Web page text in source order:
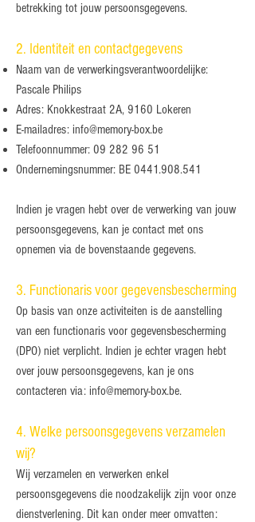
betrekking tot jouw persoonsgegevens.
2. Identiteit en contactgegevens
Naam van de verwerkingsverantwoordelijke:
Pascale Philips
Adres: Knokkestraat 2A, 9160 Lokeren
E-mailadres: info@memory-box.be
Telefoonnummer: 09 282 96 51
Ondernemingsnummer: BE 0441.908.541
Indien je vragen hebt over de verwerking van jouw
persoonsgegevens, kan je contact met ons
opnemen via de bovenstaande gegevens.
3. Functionaris voor gegevensbescherming
Op basis van onze activiteiten is de aanstelling
van een functionaris voor gegevensbescherming
(DPO) niet verplicht. Indien je echter vragen hebt
over jouw persoonsgegevens, kan je ons
contacteren via: info@memory-box.be.
4. Welke persoonsgegevens verzamelen
wij?
Wij verzamelen en verwerken enkel
persoonsgegevens die noodzakelijk zijn voor onze
dienstverlening. Dit kan onder meer omvatten: